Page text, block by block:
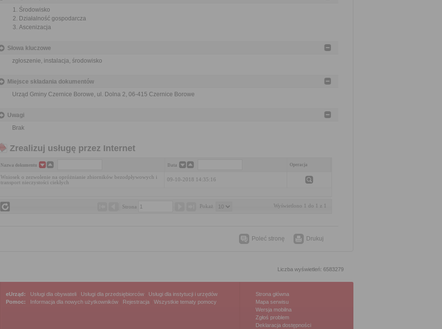
Środowisko
Działalność gospodarcza
Ascenizacja
Słowa kluczowe
zgłoszenie, instalacja, środowisko
Miejsce składania dokumentów
Urząd Gminy Czernice Borowe, ul. Dolna 2, 06-415 Czernice Borowe
Uwagi
Brak
Zrealizuj usługę przez Internet
Nazwa dokumentu Data Operacja
Wniosek o zezwolenie na opróżnianie zbiorników bezodpływowych i
transport nieczystości ciekłych
09-10-2018 14:35:16
Strona Pokaż Wyświetlono 1 do 1 z 1
Poleć stronę Drukuj
Liczba wyświetleń: 6583279
eUrząd: Usługi dla obywateli Usługi dla przedsiębiorców
Usługi dla instytucji i urzędów
Pomoc:
Informacja dla nowych użytkowników Rejestracja |Wszystkie tematy pomocy
Strona główna
Mapa serwisu
Wersja mobilna
Zgłoś problem
Deklaracja dostępności